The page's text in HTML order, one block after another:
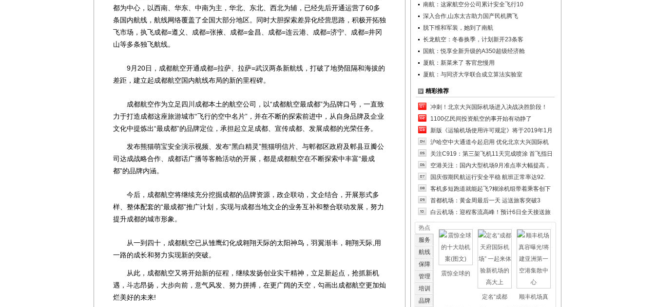
都为中心，以西南、华东、中南为主，华北、东北、西北为辅，已经先后开通运营了60多
条国内航线，航线网络覆盖了全国大部分地区。同时大胆探索差异化经营思路，积极开拓独
飞市场，执飞成都=遵义、成都=张掖、成都=金昌、成都=连云港、成都=济宁、成都=井冈
山等多条独飞航线。
9月20日，成都航空开通成都=拉萨、拉萨=武汉两条新航线，打破了地势阻隔和海拔的
差距，建立起成都航空国内航线布局的新的里程碑。
成都航空作为立足四川成都本土的航空公司，以“成都航空最成都”为品牌口号，一直致
力于打造成都这座旅游城市“飞行的空中名片”，并在不断的探索前进中，从自身品牌及企业
文化中提炼出“最成都”的品牌定位，承担起立足成都、宣传成都、发展成都的光荣任务。
发布熊猫萌宝安全演示视频、发布“黑白精灵”熊猫明信片、与郫都区政府及郫县豆瓣公
司达成战略合作、成都话广播等客舱活动的开展，都是成都航空在不断探索中丰富“最成
都”的品牌内涵。
今后，成都航空将继续充分挖掘成都的品牌资源，政企联动，文企结合，开展形式多
样、整体配套的“最成都”推广计划，实现与成都当地文企的业务互补和整合联动发展，努力
提升成都的城市形象。
从一到四十，成都航空已从雏鹰幻化成翱翔天际的太阳神鸟，羽翼渐丰，翱翔天际,用
一路的成长和努力实现新的突破。
从此，成都航空又将开始新的征程，继续发扬创业实干精神，立足新起点，抢抓新机
遇，斗志昂扬，大步向前，意气风发、努力拼搏，在更广阔的天空，勾画出成都航空更加灿
烂美好的未来!
南航：这家航空分公司累计安全飞行10
深入合作,山东太古助力国产民机腾飞
脱下维和军装，她到了南航
长龙航空：冬春换季，计划新开23条客
国航：悦享全新升级的A350超级经济舱
厦航：新菜来了 客官您慢用
厦航：与同济大学联合成立算法实验室
精彩推荐
冲刺！北京大兴国际机场进入决战决胜阶段！
1100亿民间投资航空的事开始有动静了
新版《运输机场使用许可规定》将于2019年1月
沪哈空中大通道今起启用 优化北京大兴国际机
关注C919：第三架飞机11天完成喷涂 首飞指日
空港关注：国内大型机场9月准点率大幅提高，
国庆假期民航运行安全平稳 航班正常率达92.
客机多短跑道就能起飞?糊涂机组带着乘客创下
首都机场：黄金周最后一天 运送旅客突破3
白云机场：迎程客流高峰！预计6日全天接送旅
热点
服务
航线
保障
管理
培训
品牌
震惊全球的
定名“成都 顺丰机场真